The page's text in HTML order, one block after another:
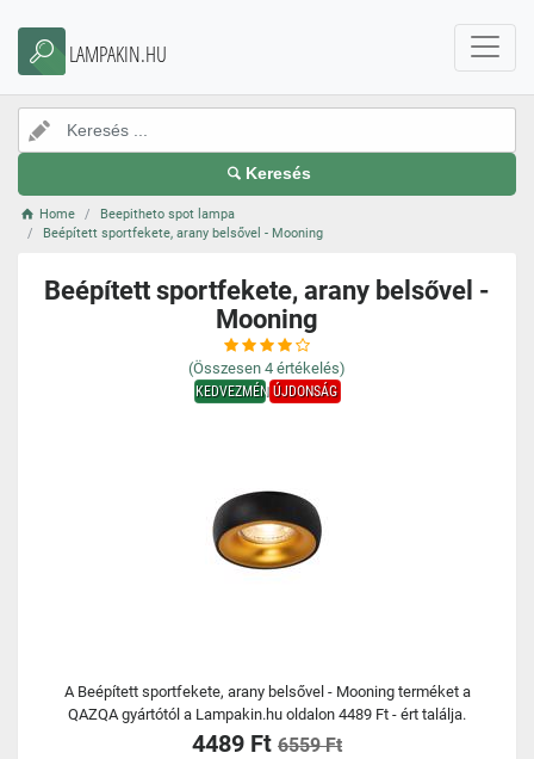
LAMPAKIN.HU
Keresés
Home
Beepitheto spot lampa
Beépített sportfekete, arany belsővel - Mooning
Beépített sportfekete, arany belsővel -
Mooning
(Összesen 4 értékelés)
KEDVEZMÉNYÚJDONSÁG
A Beépített sportfekete, arany belsővel - Mooning terméket a
QAZQA gyártótól a Lampakin.hu oldalon 4489 Ft - ért találja.
4489 Ft 6559 Ft